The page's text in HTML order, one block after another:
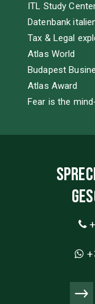
ITL Study
Datenbank
Tax & Legal
Atlas World
Budapest
Atlas Award
Fear is the